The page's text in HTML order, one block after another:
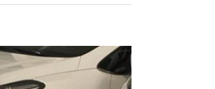
View
Larger
Image